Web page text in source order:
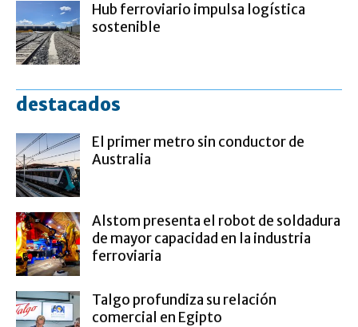
Hub ferroviario impulsa logística
sostenible
destacados
El primer metro sin conductor de
Australia
Alstom presenta el robot de soldadura
de mayor capacidad en la industria
ferroviaria
Talgo profundiza su relación
comercial en Egipto